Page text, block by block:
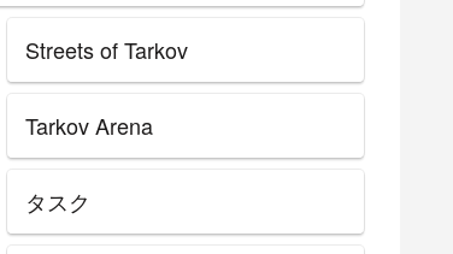
Streets of Tarkov
Tarkov Arena
タスク